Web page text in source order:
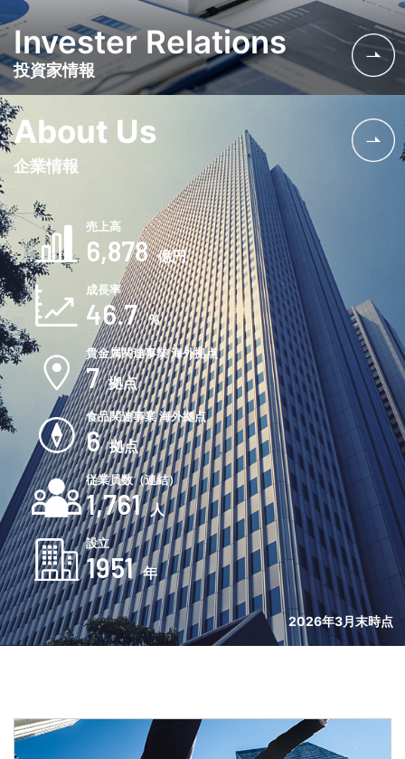
Invester Relations
投資家情報
About Us
企業情報
売上高
6,878 億円
成長率
46.7 ％
貴金属関連事業 海外拠点
7 拠点
食品関連事業 海外拠点
6 拠点
従業員数（連結）
1,761 人
設立
1951 年
2026年3月末時点